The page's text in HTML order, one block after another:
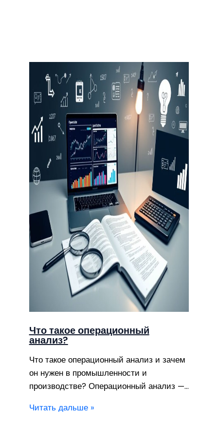
Что такое операционный
анализ?
Что такое операционный анализ и зачем
он нужен в промышленности и
производстве? Операционный анализ —…
Читать дальше »